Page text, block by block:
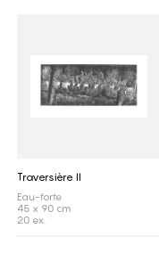
Traversière II
Eau-forte
45 x 90 cm
20 ex.